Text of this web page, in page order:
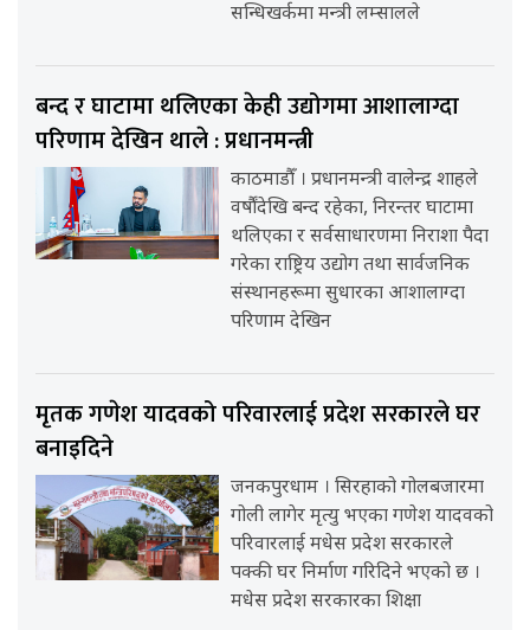
सन्धिखर्कमा मन्त्री लम्सालले
बन्द र घाटामा थलिएका केही उद्योगमा आशालाग्दा
परिणाम देखिन थाले : प्रधानमन्त्री
काठमाडौँ । प्रधानमन्त्री वालेन्द्र शाहले
वर्षौंदेखि बन्द रहेका, निरन्तर घाटामा
थलिएका र सर्वसाधारणमा निराशा पैदा
गरेका राष्ट्रिय उद्योग तथा सार्वजनिक
संस्थानहरूमा सुधारका आशालाग्दा
परिणाम देखिन
मृतक गणेश यादवको परिवारलाई प्रदेश सरकारले घर
बनाइदिने
जनकपुरधाम । सिरहाको गोलबजारमा
गोली लागेर मृत्यु भएका गणेश यादवको
परिवारलाई मधेस प्रदेश सरकारले
पक्की घर निर्माण गरिदिने भएको छ ।
मधेस प्रदेश सरकारका शिक्षा